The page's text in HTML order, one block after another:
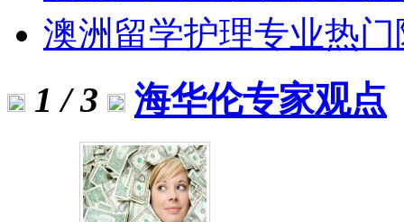
澳洲留学护理专业热
1 / 3 海华伦专家观点